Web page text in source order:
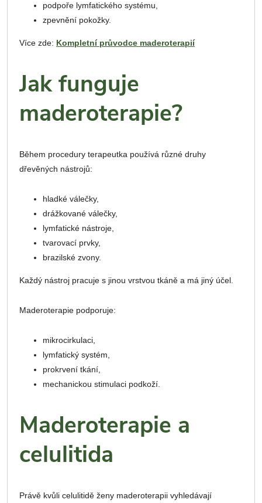
podpoře lymfatického systému,
zpevnění pokožky.
Více zde: Kompletní průvodce maderoterapií
Jak funguje
maderoterapie?
Během procedury terapeutka používá různé druhy
dřevěných nástrojů:
hladké válečky,
drážkované válečky,
lymfatické nástroje,
tvarovací prvky,
brazilské zvony.
Každý nástroj pracuje s jinou vrstvou tkáně a má jiný účel.
Maderoterapie podporuje:
mikrocirkulaci,
lymfatický systém,
prokrvení tkání,
mechanickou stimulaci podkoží.
Maderoterapie a
celulitida
Právě kvůli celulitidě ženy maderoterapii vyhledávají